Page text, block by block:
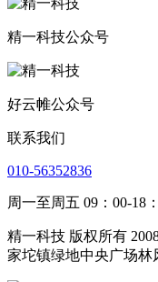
精一科技公众号
好云帷公众号
联系我们
010-56352836
周一至周五 09：00-18
精一科技 版权所有
家坨镇绿地中央广场林